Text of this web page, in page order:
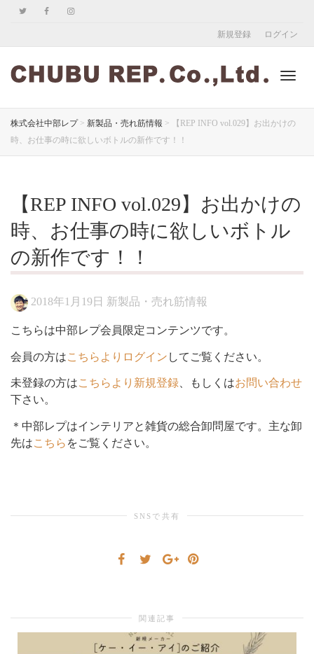
新規登録 ログイン
株式会社中部レプ> 新製品・売れ筋情報 >
【REP INFO vol.029】お出かけの
時、お仕事の時に欲しいボトルの新作です！！
【REP INFO vol.029】お出かけの
時、お仕事の時に欲しいボトル
の新作です！！
2018年1月19日 新製品・売れ筋情報
こちらは中部レプ会員限定コンテンツです。
会員の方はこちらよりログイン してご覧ください。
未登録の方はこちらより新規登録、もしくはお問い合わせ
下さい。
＊中部レプはインテリアと雑貨の総合卸問屋です。主な卸
先はこちら をご覧ください。
SNSで共有
関連記事